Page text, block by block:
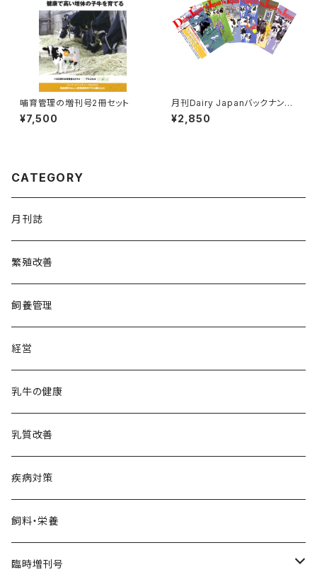
哺育管理の増刊号2冊セット
¥7,500
月刊Dairy Japanバックナンバ
ー
¥2,850
CATEGORY
月刊誌
繁殖改善
飼養管理
経営
乳牛の健康
乳質改善
疾病対策
飼料・栄養
臨時増刊号